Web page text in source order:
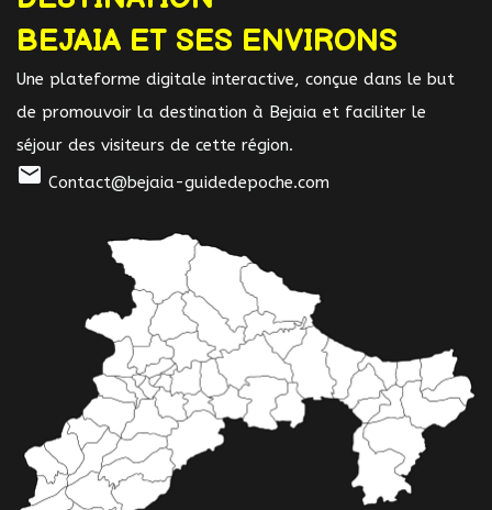
BEJAIA ET SES ENVIRONS
Une plateforme digitale interactive, conçue dans le but
de promouvoir la destination à Bejaia et faciliter le
séjour des visiteurs de cette région.
mail Contact@bejaia-guidedepoche.com